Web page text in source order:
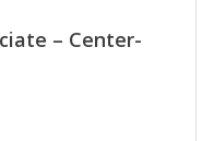
– Center-